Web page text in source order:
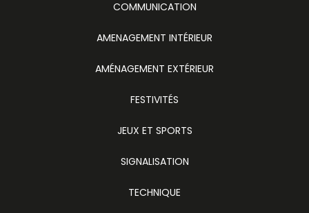
COMMUNICATION
AMENAGEMENT INTÉRIEUR
AMÉNAGEMENT EXTÉRIEUR
FESTIVITÉS
JEUX ET SPORTS
SIGNALISATION
TECHNIQUE